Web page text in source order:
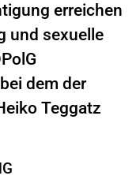
erreichen
und sexuelle
dem der
Teggatz